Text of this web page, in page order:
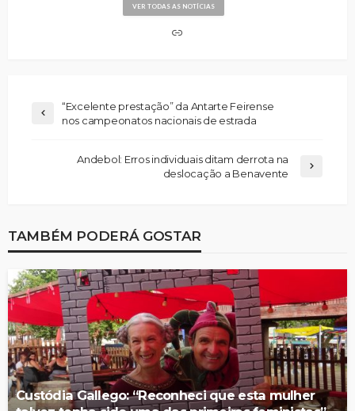
VER TODAS AS NOTÍCIAS
“Excelente prestação” da Antarte Feirense
nos campeonatos nacionais de estrada
Andebol: Erros individuais ditam derrota na
deslocação a Benavente
TAMBÉM PODERÁ GOSTAR
Custódia Gallego: “Reconheci que esta mulher